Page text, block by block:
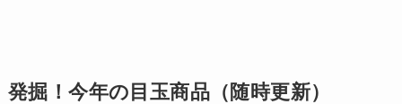
発掘！今年の目玉商品（随時更新）